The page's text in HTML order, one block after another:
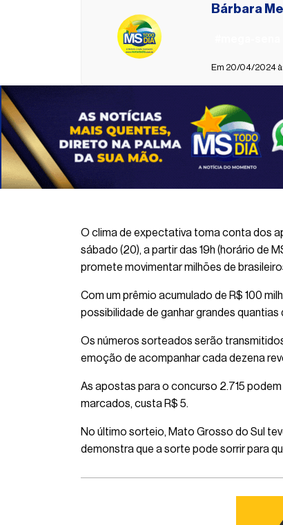
Bárbara
Em 20/04/2024
O clima de expectativa toma conta dos
sábado (20), a partir das 19h (horário de
promete movimentar milhões de
Com um prêmio acumulado de R$ 100
possibilidade de ganhar grandes
Os números sorteados serão
emoção de acompanhar cada dezena
As apostas para o concurso 2.715
marcados, custa R$ 5.
No último sorteio, Mato Grosso do Sul
demonstra que a sorte pode sorrir para